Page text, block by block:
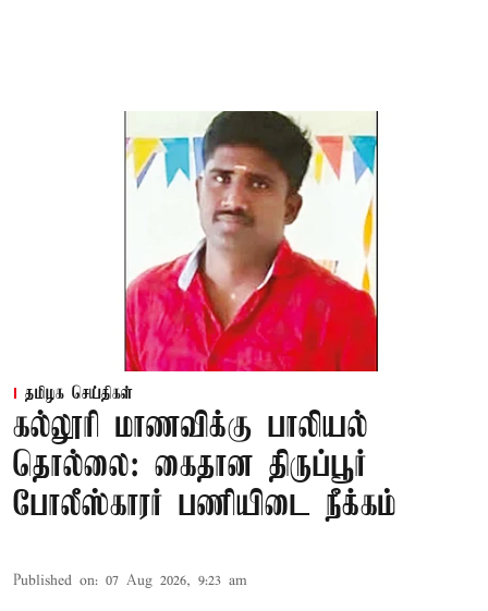
தமிழக செய்திகள்
கல்லூரி மாணவிக்கு பாலியல்
தொல்லை: கைதான திருப்பூர்
போலீஸ்காரர் பணியிடை நீக்கம்
Published on: 07 Aug 2026, 9:23 am